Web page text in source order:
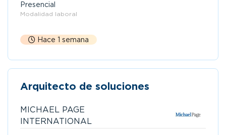
Presencial
Modalidad laboral
Hace 1 semana
Arquitecto de soluciones
MICHAEL PAGE
INTERNATIONAL